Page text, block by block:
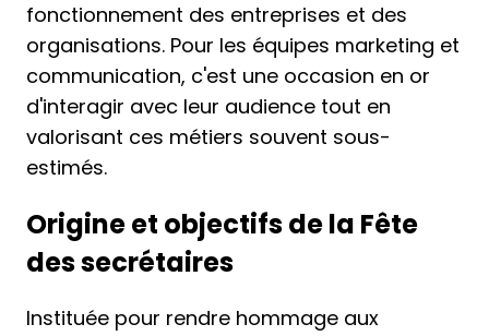
fonctionnement des entreprises et des
organisations. Pour les équipes marketing et
communication, c'est une occasion en or
d'interagir avec leur audience tout en
valorisant ces métiers souvent sous-
estimés.
Origine et objectifs de la Fête
des secrétaires
Instituée pour rendre hommage aux